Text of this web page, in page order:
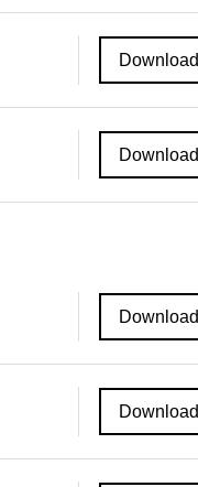
Download
Download
Download
Download